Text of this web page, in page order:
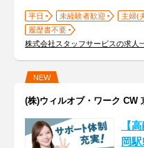
平日 未経験者歓迎 主婦(
履歴書不要
株式会社スタッフサービスの求人
NEW
(株)ウィルオブ・ワーク CW
【
岡